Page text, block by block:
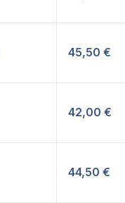
45,50 €
42,00 €
44,50 €